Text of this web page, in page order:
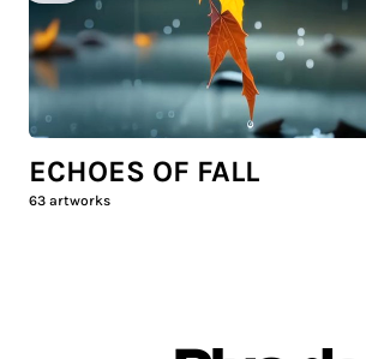
ECHOES OF FALL
63 artworks